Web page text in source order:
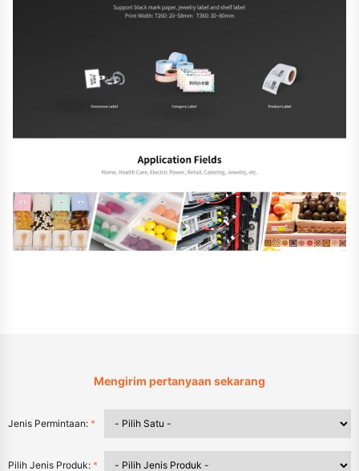
Mengirim pertanyaan sekarang
Jenis Permintaan: *
Pilih Jenis Produk: *